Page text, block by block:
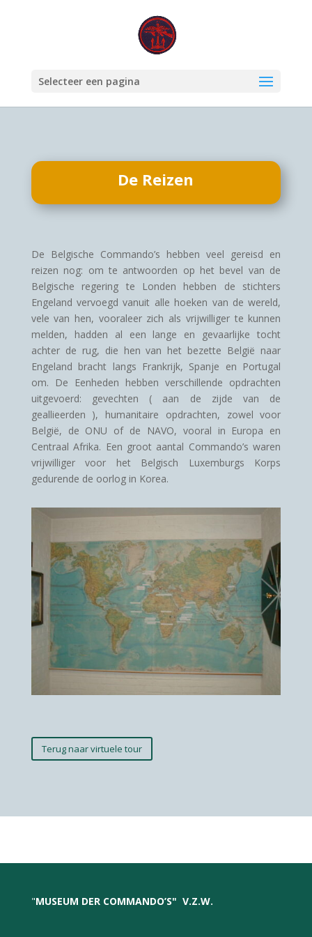
Selecteer een pagina
De Reizen
De Belgische Commando’s hebben veel gereisd en
reizen nog: om te antwoorden op het bevel van de
Belgische regering te Londen hebben de stichters
Engeland vervoegd vanuit alle hoeken van de wereld,
vele van hen, vooraleer zich als vrijwilliger te kunnen
melden, hadden al een lange en gevaarlijke tocht
achter de rug, die hen van het bezette België naar
Engeland bracht langs Frankrijk, Spanje en Portugal
om. De Eenheden hebben verschillende opdrachten
uitgevoerd: gevechten ( aan de zijde van de
geallieerden ), humanitaire opdrachten, zowel voor
België, de ONU of de NAVO, vooral in Europa en
Centraal Afrika. Een groot aantal Commando’s waren
vrijwilliger voor het Belgisch Luxemburgs Korps
gedurende de oorlog in Korea.
Terug naar virtuele tour
"MUSEUM DER COMMANDO’S" V.Z.W.